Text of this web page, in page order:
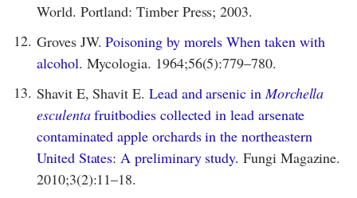
World. Portland: Timber Press; 2003.
12. Groves JW.Poisoning by morels When taken with
alcohol. Mycologia. 1964;56(5):779–780.
13. Shavit E, Shavit E. Lead and arsenic in Morchella
esculentafruitbodies collected in lead arsenate
contaminated apple orchards in the northeastern
United States: A preliminary study. Fungi Magazine.
2010;3(2):11–18.